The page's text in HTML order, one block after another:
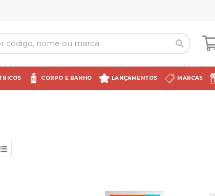
CORPO E BANHO LANÇAMENTOS MARCAS